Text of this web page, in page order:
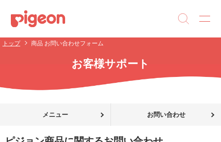
トップ 商品 お問い合わせフォーム
お客様サポート
メニュー お問い合わせ